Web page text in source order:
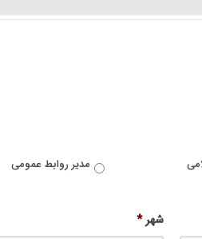
مدیر روابط عمومی
شهر *